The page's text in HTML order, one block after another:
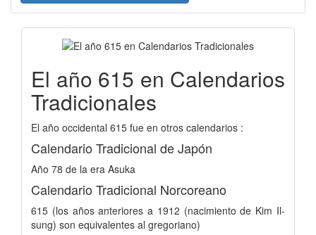
El año 615 en Calendarios
Tradicionales
El año occidental 615 fue en otros calendarios :
Calendario Tradicional de Japón
Año 78 de la era Asuka
Calendario Tradicional Norcoreano
615 (los años anteriores a 1912 (nacimiento de Kim Il-
sung) son equivalentes al gregoriano)